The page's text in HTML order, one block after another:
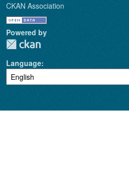
CKAN Association
Powered by
Language